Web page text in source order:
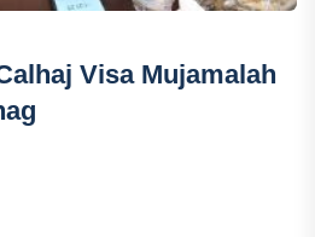
Visa Mujamalah